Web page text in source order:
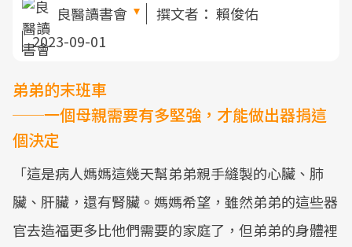
良醫讀書會 撰文者： 賴俊佑
2023-09-01
弟弟的末班車
──一個母親需要有多堅強，才能做出器捐這
個決定
「這是病人媽媽這幾天幫弟弟親手縫製的心臟、肺
臟、肝臟，還有腎臟。媽媽希望，雖然弟弟的這些器
官去造福更多比他們需要的家庭了，但弟弟的身體裡